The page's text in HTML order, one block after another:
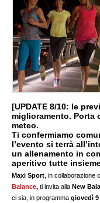
[UPDATE 8/10: le
miglioramento. Porta
meteo.
Ti confermiamo
l’evento si terrà
un allenamento in
aperitivo tutte
Maxi Sport , in collaborazione
Balance, ti invita allaNew
ci sia, in programmagiovedì